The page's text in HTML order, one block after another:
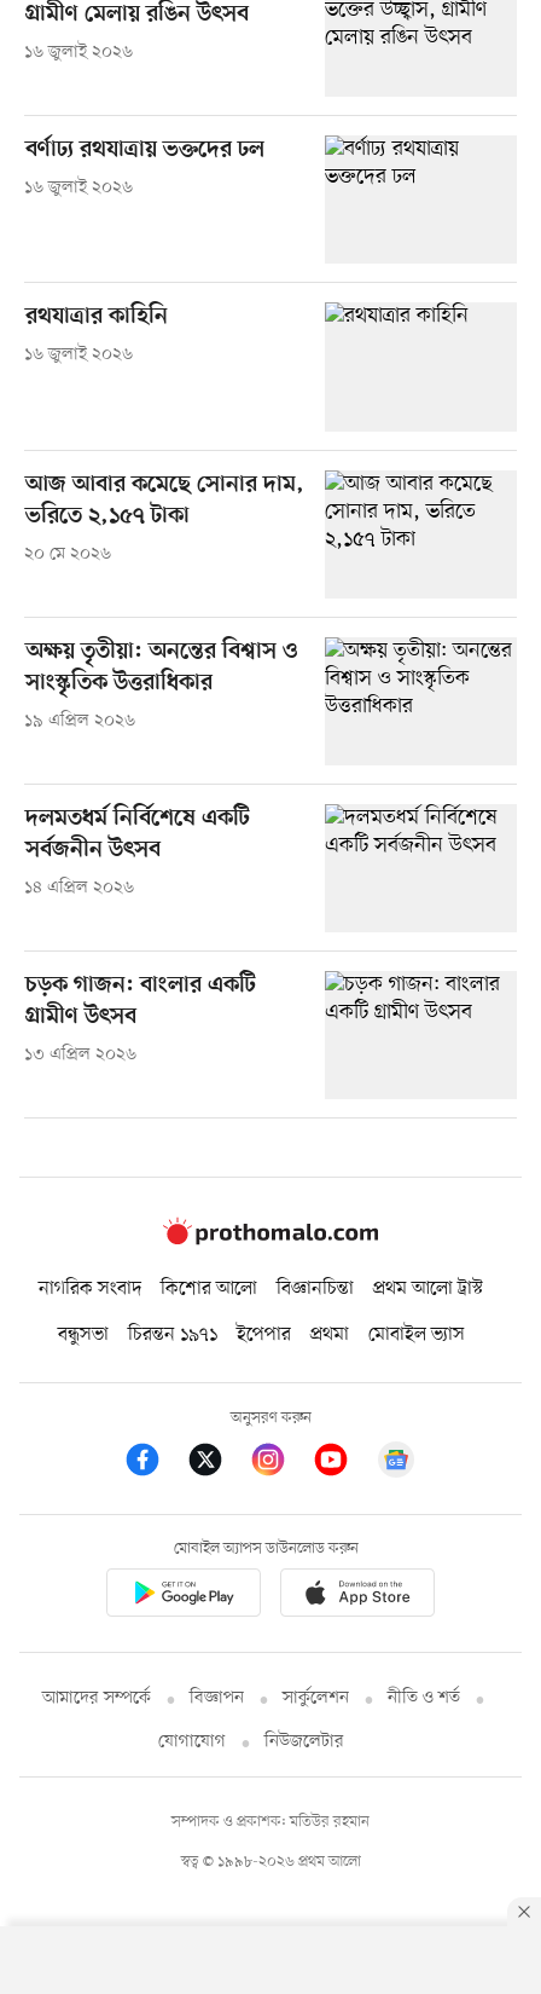
গ্রামীণ মেলায় রঙিন উৎসব
১৬ জুলাই ২০২৬
বর্ণাঢ্য রথযাত্রায় ভক্তদের ঢল
১৬ জুলাই ২০২৬
রথযাত্রার কাহিনি
১৬ জুলাই ২০২৬
আজ আবার কমেছে সোনার দাম,
ভরিতে ২,১৫৭ টাকা
২০ মে ২০২৬
অক্ষয় তৃতীয়া: অনন্তের বিশ্বাস ও
সাংস্কৃতিক উত্তরাধিকার
১৯ এপ্রিল ২০২৬
দলমতধর্ম নির্বিশেষে একটি
সর্বজনীন উৎসব
১৪ এপ্রিল ২০২৬
চড়ক গাজন: বাংলার একটি
গ্রামীণ উৎসব
১৩ এপ্রিল ২০২৬
নাগরিক সংবাদ কিশোর আলো বিজ্ঞানচিন্তা
প্রথম আলো ট্রাস্ট
বন্ধুসভা
চিরন্তন ১৯৭১ ইপেপার প্রথমা মোবাইল ভ্যাস
অনুসরণ করুন
মোবাইল অ্যাপস ডাউনলোড করুন
আমাদের সম্পর্কে বিজ্ঞাপন সার্কুলেশন
নীতি ও শর্ত
যোগাযোগ
নিউজলেটার
স্বত্ব © ১৯৯৮-২০২৬ প্রথম আলো
সম্পাদক ও প্রকাশক: মতিউর রহমান